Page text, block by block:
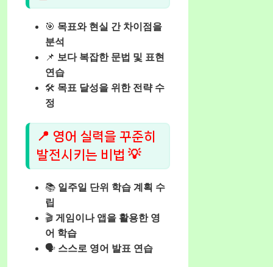
🎯 목표와 현실 간 차이점을
분석
📌 보다 복잡한 문법 및 표현
연습
🛠️ 목표 달성을 위한 전략 수
정
📍 영어 실력을 꾸준히
발전시키는 비법 💡
📚 일주일 단위 학습 계획 수
립
🎬 게임이나 앱을 활용한 영
어 학습
🗣️ 스스로 영어 발표 연습